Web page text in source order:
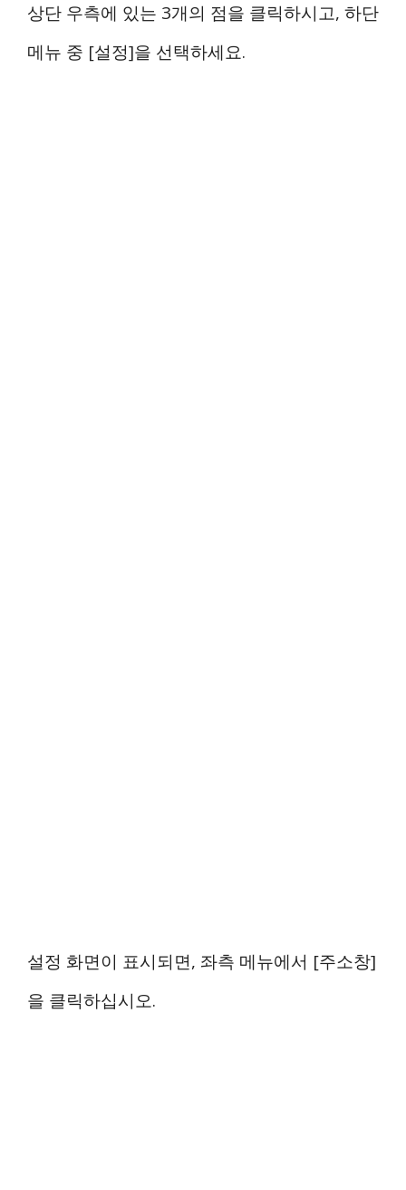
상단 우측에 있는 3개의 점을 클릭하시고, 하단
메뉴 중 [설정]을 선택하세요.
설정 화면이 표시되면, 좌측 메뉴에서 [주소창]
을 클릭하십시오.